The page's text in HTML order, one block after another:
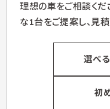
理想の車をご相談くだ
な1台をご提案し、見
選べ
初